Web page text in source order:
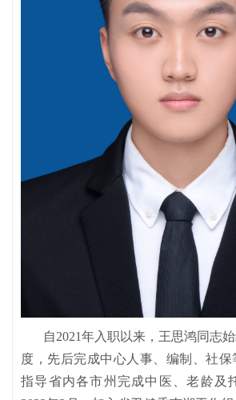
自2021年入职以来，王思鸿同志始
度，先后完成中心人事、编制、社保
指导省内各市州完成中医、老龄及